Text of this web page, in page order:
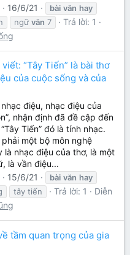
16/6/21 bài văn hay
ngữ văn 7
Trả lời: 1
“Tây Tiến” là bài thơ
của cuộc sống và của
điệu, nhạc điệu của
nhận định đã đề cập đến
Tiến” đó là tính nhạc.
một bộ môn nghệ
là nhạc điệu của thơ, là một
là vần điệu...
15/6/21 bài văn hay
tây tiến Trả lời: 1
Diễn
tầm quan trọng của gia